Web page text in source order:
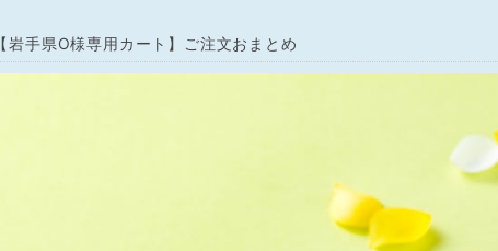
【岩手県O様専用カート】ご注文おまとめ